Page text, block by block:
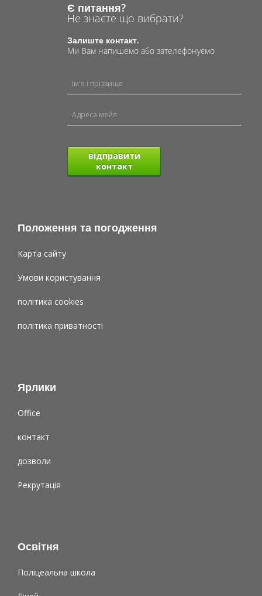
Є питання?
Не знаєте що вибрати?
Залиште контакт.
Ми Вам напишемо або зателефонуємо
відправити
контакт
Положення та погодження
Карта сайту
Умови користування
політика cookies
політика приватності
Ярлики
Office
контакт
дозволи
Рекрутація
Освітня
Поліцеальна школа